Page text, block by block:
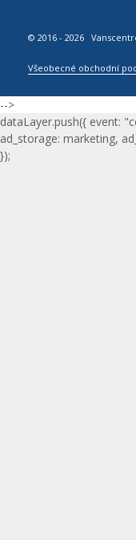
© 2016 - 2026
Všeobecné obchodní
-->
dataLayer.push({ event:
ad_storage: marketing,
});